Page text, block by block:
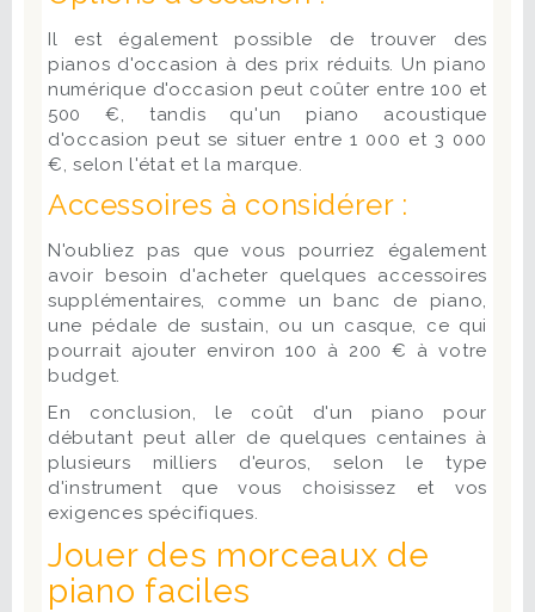
Il est également possible de trouver des
pianos d'occasion à des prix réduits. Un piano
numérique d'occasion peut coûter entre 100 et
500 €, tandis qu'un piano acoustique
d'occasion peut se situer entre 1 000 et 3 000
€, selon l'état et la marque.
Accessoires à considérer :
N'oubliez pas que vous pourriez également
avoir besoin d'acheter quelques accessoires
supplémentaires, comme un banc de piano,
une pédale de sustain, ou un casque, ce qui
pourrait ajouter environ 100 à 200 € à votre
budget.
En conclusion, le coût d'un piano pour
débutant peut aller de quelques centaines à
plusieurs milliers d'euros, selon le type
d'instrument que vous choisissez et vos
exigences spécifiques.
Jouer des morceaux de
piano faciles